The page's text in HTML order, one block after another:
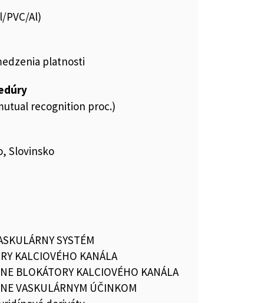
PVC/Al)
platnosti
recognition proc.)
Slovinsko
SYSTÉM
KALCIOVÉHO KANÁLA
BLOKÁTORY KALCIOVÉHO KANÁLA
VASKULÁRNYM ÚČINKOM